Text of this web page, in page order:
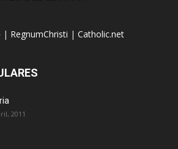
| RegnumChristi | Catholic.net
2011